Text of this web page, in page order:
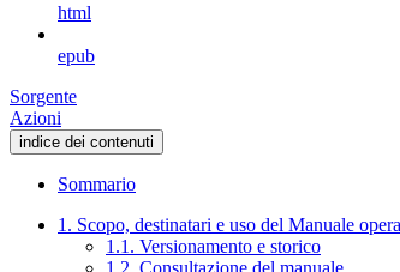
html
epub
Sorgente
Azioni
indice dei contenuti
Sommario
1. Scopo, destinatari e uso del Manuale
1.1. Versionamento e storico
1.2. Consultazione del manuale